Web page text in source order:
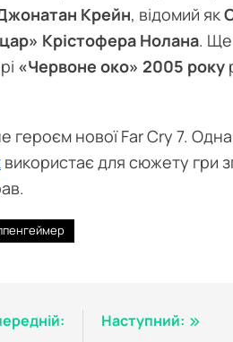
Крейн, відомий як
Крістофера Нолана. Ще
«Червоне око» 2005 року
героєм нової Far Cry 7.
використає для сюжету гри
Наступний: